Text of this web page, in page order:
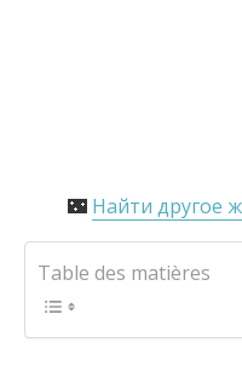
🌃 Найти другое
Table des matières